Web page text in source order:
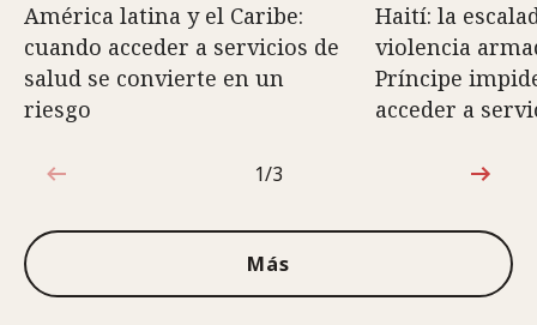
América latina y el Caribe:
cuando acceder a servicios de
salud se convierte en un
riesgo
Haití: la
violencia
Príncipe
acceder a
1de3
1/3
Más